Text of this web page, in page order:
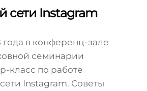
сети Instagram
года в конференц-зале
семинарии
класс по работе
Instagram. Советы